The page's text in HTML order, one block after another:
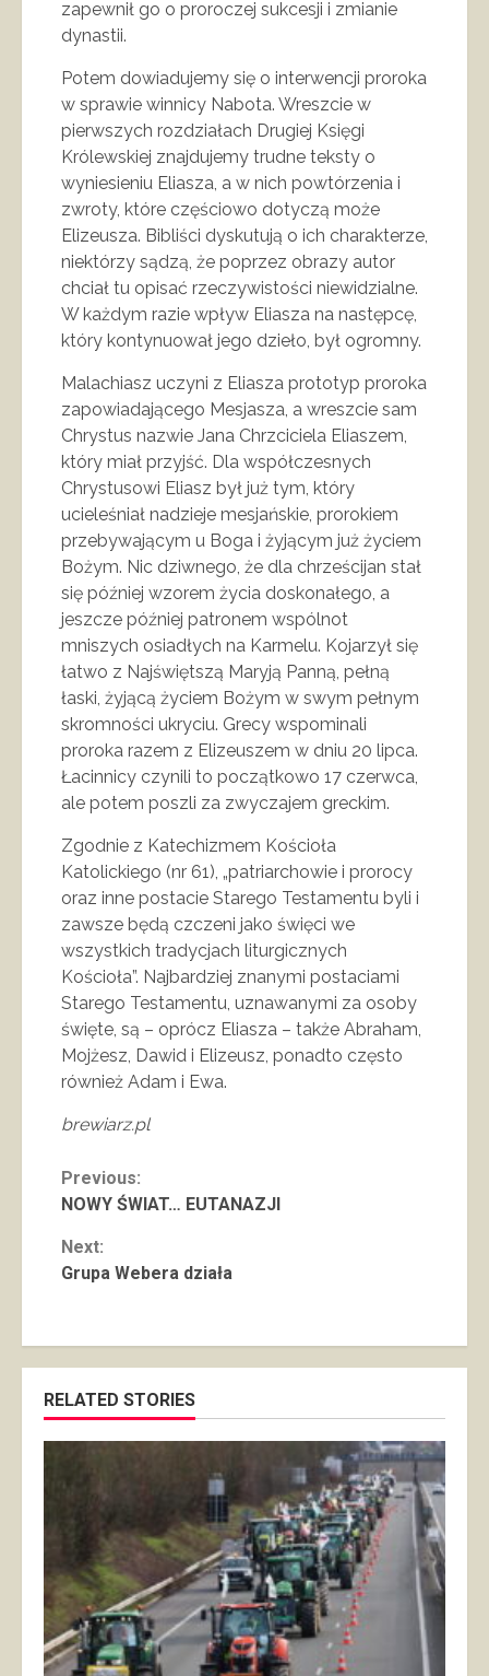
zapewnił go o proroczej sukcesji i zmianie
dynastii.
Potem dowiadujemy się o interwencji proroka
w sprawie winnicy Nabota. Wreszcie w
pierwszych rozdziałach Drugiej Księgi
Królewskiej znajdujemy trudne teksty o
wyniesieniu Eliasza, a w nich powtórzenia i
zwroty, które częściowo dotyczą może
Elizeusza. Bibliści dyskutują o ich charakterze,
niektórzy sądzą, że poprzez obrazy autor
chciał tu opisać rzeczywistości niewidzialne.
W każdym razie wpływ Eliasza na następcę,
który kontynuował jego dzieło, był ogromny.
Malachiasz uczyni z Eliasza prototyp proroka
zapowiadającego Mesjasza, a wreszcie sam
Chrystus nazwie Jana Chrzciciela Eliaszem,
który miał przyjść. Dla współczesnych
Chrystusowi Eliasz był już tym, który
ucieleśniał nadzieje mesjańskie, prorokiem
przebywającym u Boga i żyjącym już życiem
Bożym. Nic dziwnego, że dla chrześcijan stał
się później wzorem życia doskonałego, a
jeszcze później patronem wspólnot
mniszych osiadłych na Karmelu. Kojarzył się
łatwo z Najświętszą Maryją Panną, pełną
łaski, żyjącą życiem Bożym w swym pełnym
skromności ukryciu. Grecy wspominali
proroka razem z Elizeuszem w dniu 20 lipca.
Łacinnicy czynili to początkowo 17 czerwca,
ale potem poszli za zwyczajem greckim.
Zgodnie z Katechizmem Kościoła
Katolickiego (nr 61), „patriarchowie i prorocy
oraz inne postacie Starego Testamentu byli i
zawsze będą czczeni jako święci we
wszystkich tradycjach liturgicznych
Kościoła”. Najbardziej znanymi postaciami
Starego Testamentu, uznawanymi za osoby
święte, są – oprócz Eliasza – także Abraham,
Mojżesz, Dawid i Elizeusz, ponadto często
również Adam i Ewa.
brewiarz.pl
Continue
Previous:
NOWY ŚWIAT… EUTANAZJI
Next:
Grupa Webera działa
RELATED STORIES